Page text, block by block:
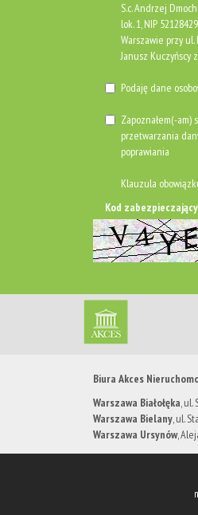
S.c. Andrzej
lok. 1, NIP
Warszawie przy ul.
Janusz Kuczyńscy
Podaję dane
Zapoznałem(-
przetwarzania
poprawiania
Klauzula
Kod zabezpieczający
Biura Akces
Warszawa Białołęka, ul.
Warszawa Bielany, ​ul.
Warszawa Ursynów,